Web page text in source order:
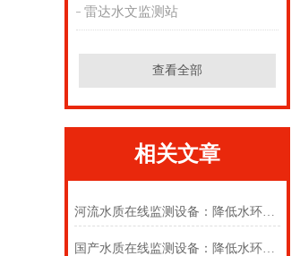
雷达水文监测站
查看全部
相关文章
河流水质在线监测设备：降低水环境监测管理成本
国产水质在线监测设备：降低水环境监测管理成本